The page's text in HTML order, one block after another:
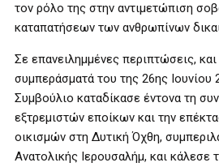
τον ρόλο της στην αντιμετώπιση
καταπατήσεων των ανθρωπίνων
Σε επανειλημμένες περιπτώσεις,
συμπεράσματά του της 26ης Ιουνίου
Συμβούλιο καταδίκασε έντονα τη
εξτρεμιστών εποίκων και την
οικισμών στη Δυτική Όχθη,
Ανατολικής Ιερουσαλήμ, και κάλεσε